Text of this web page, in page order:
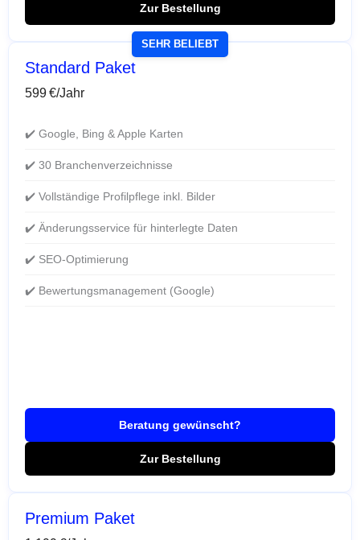
Zur Bestellung
SEHR BELIEBT
Standard Paket
599 €/Jahr
✔️ Google, Bing & Apple Karten
✔️ 30 Branchenverzeichnisse
✔️ Vollständige Profilpflege inkl. Bilder
✔️ Änderungsservice für hinterlegte Daten
✔️ SEO-Optimierung
✔️ Bewertungsmanagement (Google)
Beratung gewünscht?
Zur Bestellung
Premium Paket